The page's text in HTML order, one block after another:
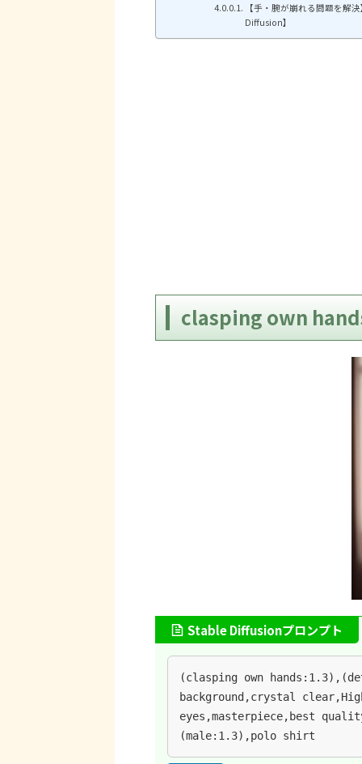
【手・腕が崩れる問題を解
Diffusion】
clasping own
Stable Diffusionプロンプト
(clasping own
background,crystal
eyes,masterpiece,best
(male:1.3),polo shirt